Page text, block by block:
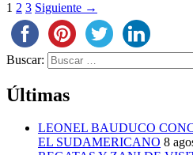
1 2 3 Siguiente →
Buscar:
Últimas
LEONEL BAUDUCO
EL SUDAMERICANO 8